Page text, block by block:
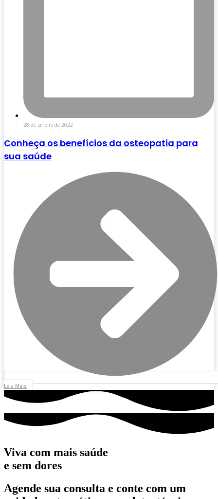
28 de janeiro de 2022
Conheça os benefícios da osteopatia para
sua saúde
Leia Mais
Viva com mais saúde
e sem dores
Agende sua consulta e conte com um